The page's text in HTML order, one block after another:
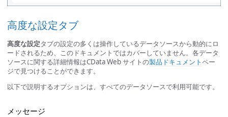
高度な設定タブ
高度な設定タブの設定の多くは操作しているデータソースから動的にロ
ードされるため、このドキュメントではカバーしていません。各データ
ソースに関する詳細情報はCData Web サイトの製品ドキュメントペー
ジで見つけることができます。
以下で説明するオプションは、すべてのデータソースで利用可能です。
メッセージ